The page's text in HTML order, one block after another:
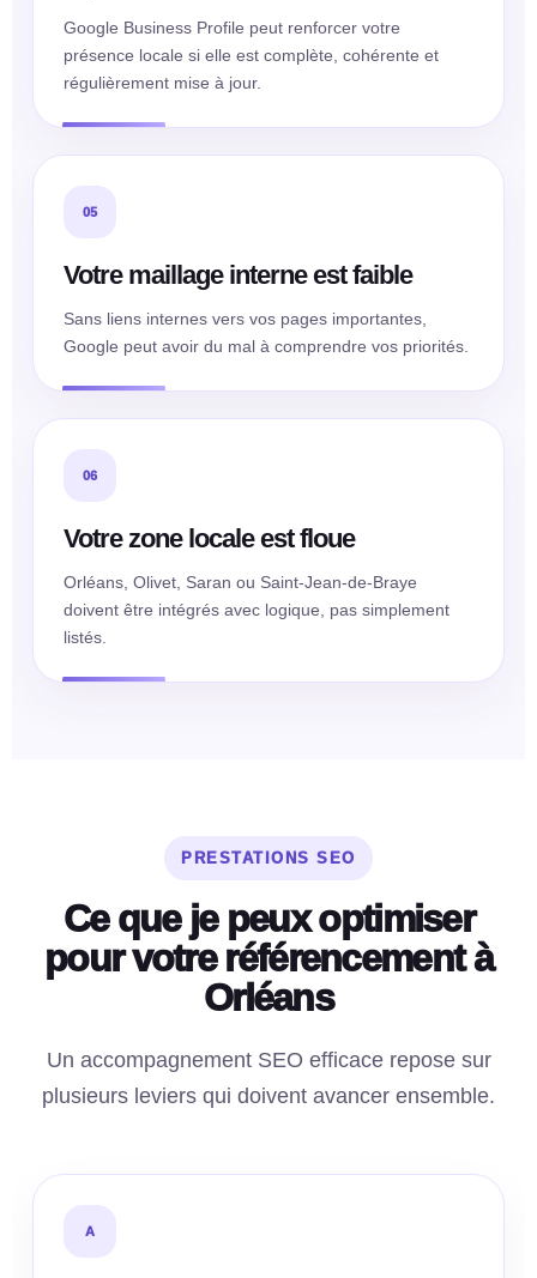
Google Business Profile peut renforcer votre
présence locale si elle est complète, cohérente et
régulièrement mise à jour.
05
Votre maillage interne est faible
Sans liens internes vers vos pages importantes,
Google peut avoir du mal à comprendre vos priorités.
06
Votre zone locale est floue
Orléans, Olivet, Saran ou Saint-Jean-de-Braye
doivent être intégrés avec logique, pas simplement
listés.
PRESTATIONS SEO
Ce que je peux optimiser
pour votre référencement à
Orléans
Un accompagnement SEO efficace repose sur
plusieurs leviers qui doivent avancer ensemble.
A